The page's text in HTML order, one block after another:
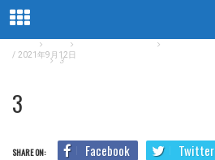
いてくる
3
/ 2021年9月12日
3
SHARE ON: Facebook Twitter